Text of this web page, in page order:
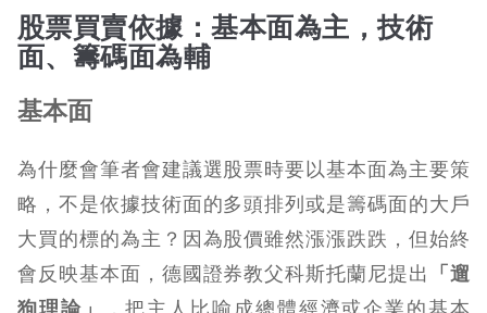
股票買賣依據：基本面為主，技術
面、籌碼面為輔
基本面
為什麼會筆者會建議選股票時要以基本面為主要策
略，不是依據技術面的多頭排列或是籌碼面的大戶
大買的標的為主？因為股價雖然漲漲跌跌，但始終
會反映基本面，德國證券教父科斯托蘭尼提出
「遛
狗理論」
，把主人比喻成總體經濟或企業的基本